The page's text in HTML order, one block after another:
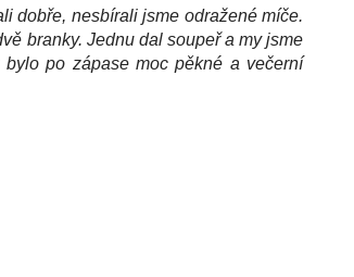
dobře, nesbírali jsme odražené míče.
branky. Jednu dal soupeř a my jsme
po zápase moc pěkné a večerní